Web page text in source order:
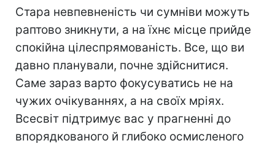
Стара невпевненість чи сумніви можуть
раптово зникнути, а на їхнє місце прийде
спокійна цілеспрямованість. Все, що ви
давно планували, почне здійснитися.
Саме зараз варто фокусуватись не на
чужих очікуваннях, а на своїх мріях.
Всесвіт підтримує вас у прагненні до
впорядкованого й глибоко осмисленого